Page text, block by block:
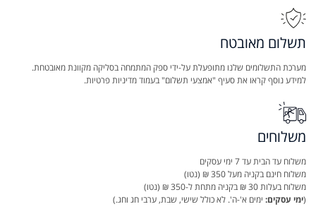
תשלום מאובטח
מערכת התשלומים שלנו מתופעלת על-ידי ספק המתמחה בסליקה מקוונת מאובטחת.
למידע נוסף קראו את סעיף "אמצעי תשלום" בעמוד מדיניות פרטיות.
משלוחים
משלוח עד הבית עד 7 ימי עסקים
משלוח חינם בקניה מעל 350 ₪ (נטו)
משלוח בעלות 30 ₪ בקניה מתחת ל-350 ₪ (נטו)
(ימי עסקים: ימים א'-ה'. לא כולל שישי, שבת, ערבי חג וחג.)